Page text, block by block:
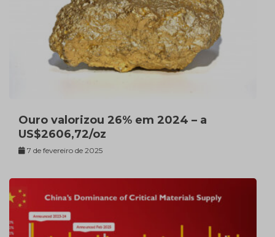
Ouro valorizou 26% em 2024 – a
US$2606,72/oz
7 de fevereiro de 2025